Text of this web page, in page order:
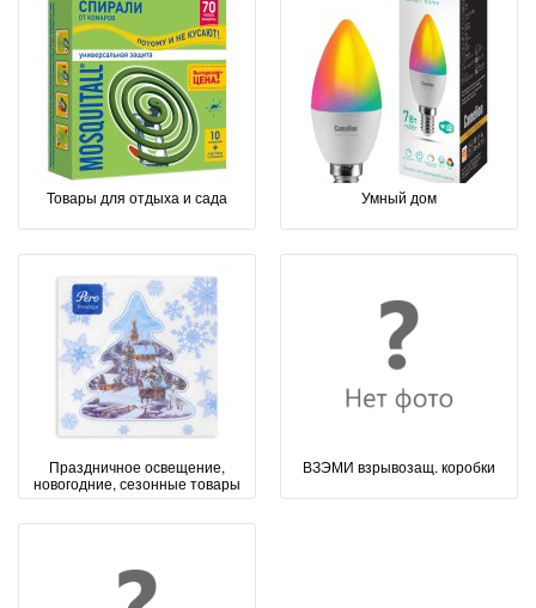
Товары для отдыха и сада Умный дом
Праздничное освещение,
новогодние, сезонные товары
ВЗЭМИ взрывозащ. коробки